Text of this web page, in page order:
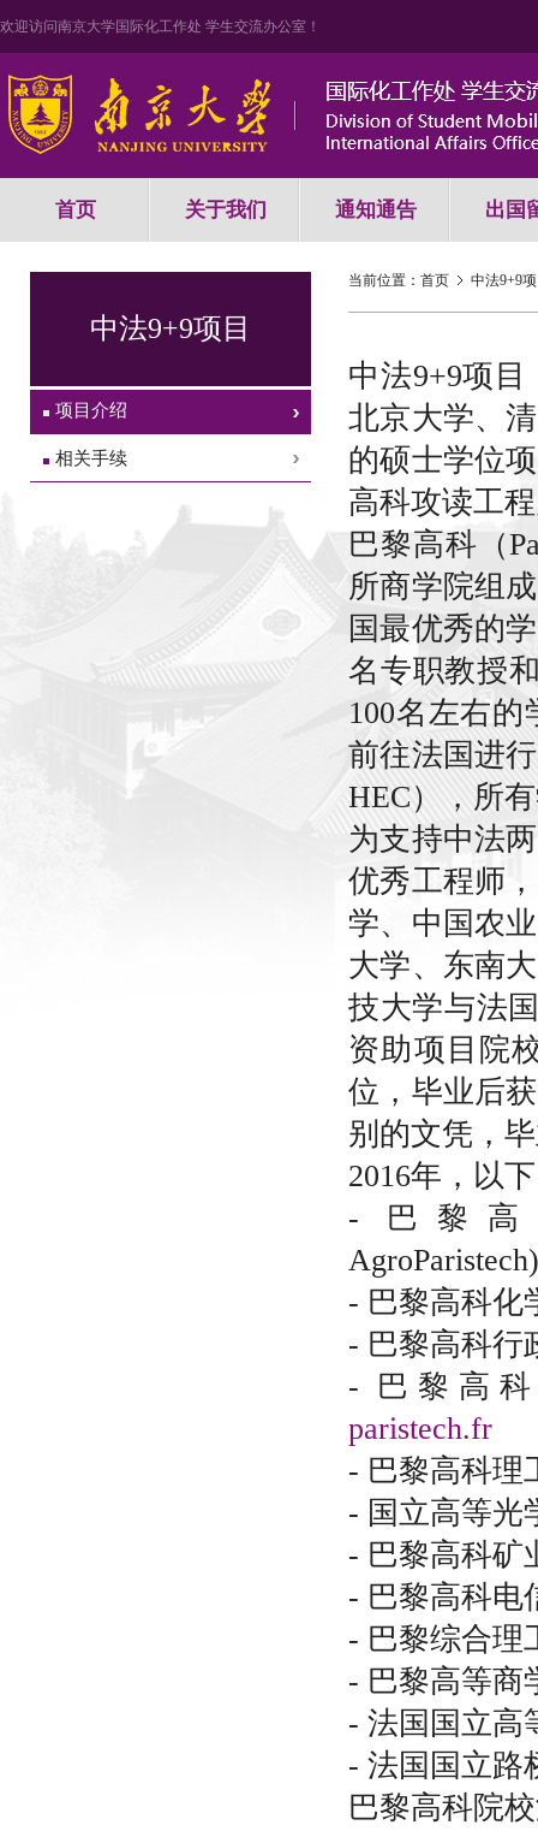
欢迎访问南京大学国际化工作处 学生交流办公室！
首页 关于我们 通知通告 出国
中法9+9项目
项目介绍
相关手续
当前位置： 首页 中法9+9
中法9+9项
北京大学、
的硕士学位
高科攻读工
巴黎高科（
所商学院组
国最优秀的
名专职教授
100名左右
前往法国进
HEC），所
为支持中法
优秀工程师
学、中国农
大学、东南
技大学与法
资助项目院
位，毕业后
别的文凭，
2016年，以
- 巴黎
- 巴黎高科化
- 巴黎高科行
- 巴黎高科
paristech.fr
- 巴黎高科理
- 国立高等光
- 巴黎高科矿
- 巴黎高科电
- 巴黎综合理
- 巴黎高等
- 法国国立高
- 法国国立路
巴黎高科院